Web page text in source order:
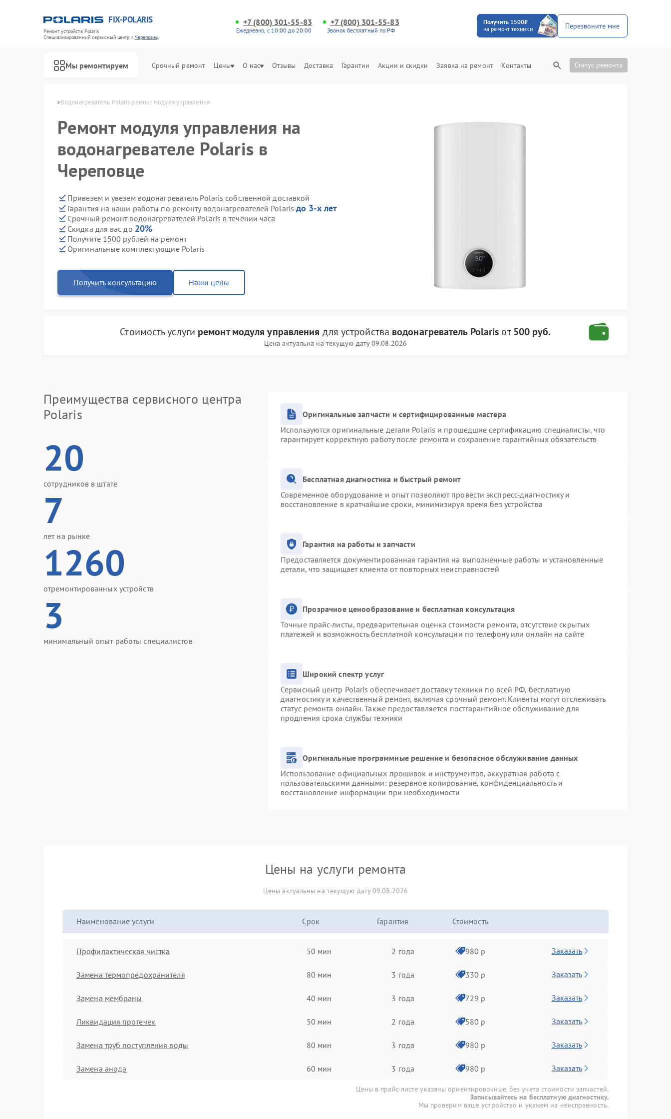
FIX-POLARIS
Ремонт устройств Polaris
Специализированный cервисный центр г.Череповец
+7 (800) 301-55-83
Ежедневно, с 10:00 до 20:00
+7 (800) 301-55-83
Звонок бесплатный по РФ
Получить 1500₽
на ремонт техники
Перезвоните мне
Мы ремонтируем Срочный ремонт Цены О нас Отзывы Доставка Гарантии Акции и скидки Заявка на ремонт Контакты Статус ремонта
в Череповце Водонагреватель Polaris ремонт модуля управления
Ремонт модуля управления на
водонагревателе Polaris в
Череповце
Привезем и увезем водонагреватель Polaris собственной доставкой
Гарантия на наши работы по ремонту водонагревателей Polaris до 3-х лет
Срочный ремонт водонагревателей Polaris в течении часа
Скидка для вас до 20%
Получите 1500 рублей на ремонт
Оригинальные комплектующие Polaris
Получить консультацию Наши цены
Стоимость услуги ремонт модуля управления для устройства водонагреватель Polaris от500 руб.
Цена актуальна на текущую дату 09.08.2026
Преимущества сервисного центра
Polaris
20
сотрудников в штате
7
лет на рынке
1260
отремонтированных устройств
3
минимальный опыт работы специалистов
Оригинальные запчасти и сертифицированные мастера
Используются оригинальные детали Polaris и прошедшие сертификацию специалисты, что
гарантирует корректную работу после ремонта и сохранение гарантийных обязательств
Бесплатная диагностика и быстрый ремонт
Современное оборудование и опыт позволяют провести экспресс-диагностику и
восстановление в кратчайшие сроки, минимизируя время без устройства
Гарантия на работы и запчасти
Предоставляется документированная гарантия на выполненные работы и установленные
детали, что защищает клиента от повторных неисправностей
Прозрачное ценообразование и бесплатная консультация
Точные прайс-листы, предварительная оценка стоимости ремонта, отсутствие скрытых
платежей и возможность бесплатной консультации по телефону или онлайн на сайте
Широкий спектр услуг
Сервисный центр Polaris обеспечивает доставку техники по всей РФ, бесплатную
диагностику и качественный ремонт, включая срочный ремонт. Клиенты могут отслеживать
статус ремонта онлайн. Также предоставляется постгарантийное обслуживание для
продления срока службы техники
Оригинальные программные решение и безопасное обслуживание данных
Использование официальных прошивок и инструментов, аккуратная работа с
пользовательскими данными: резервное копирование, конфиденциальность и
восстановление информации при необходимости
Цены на услуги ремонта
Цены актуальны на текущую дату 09.08.2026
Наименование услуги Срок Гарантия Стоимость
Профилактическая чистка 50 мин 2 года 980 р Заказать
Замена термопредохранителя 80 мин 3 года 330 р Заказать
Замена мембраны 40 мин 3 года 729 р Заказать
Ликвидация протечек 50 мин 2 года 580 р Заказать
Замена труб поступления воды 80 мин 3 года 980 р Заказать
Замена анода 60 мин 3 года 980 р Заказать
Цены в прайс-листе указаны ориентировочные, без учета стоимости запчастей.
Записывайтесь на бесплатную диагностику.
Мы проверим ваше устройство и укажем на неисправность.